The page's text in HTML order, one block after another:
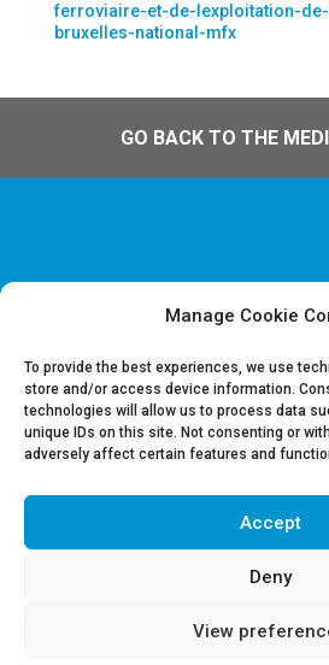
Manage Cookie
To provide the best experiences, we use
store and/or access device information.
technologies will allow us to process data
unique IDs on this site. Not consenting or
adversely affect certain features and
Accept
Deny
View
ferroviaire-et-de-lexploitation-
bruxelles-national-mfx
GO BACK TO THE
Disclaimer & Legal information
Job offers
Contact us